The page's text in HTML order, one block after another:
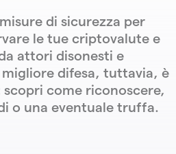
di sicurezza per
le tue criptovalute e
attori disonesti e
difesa, tuttavia, è
come riconoscere,
o una eventuale truffa.